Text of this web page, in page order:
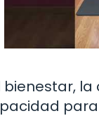
bienestar,